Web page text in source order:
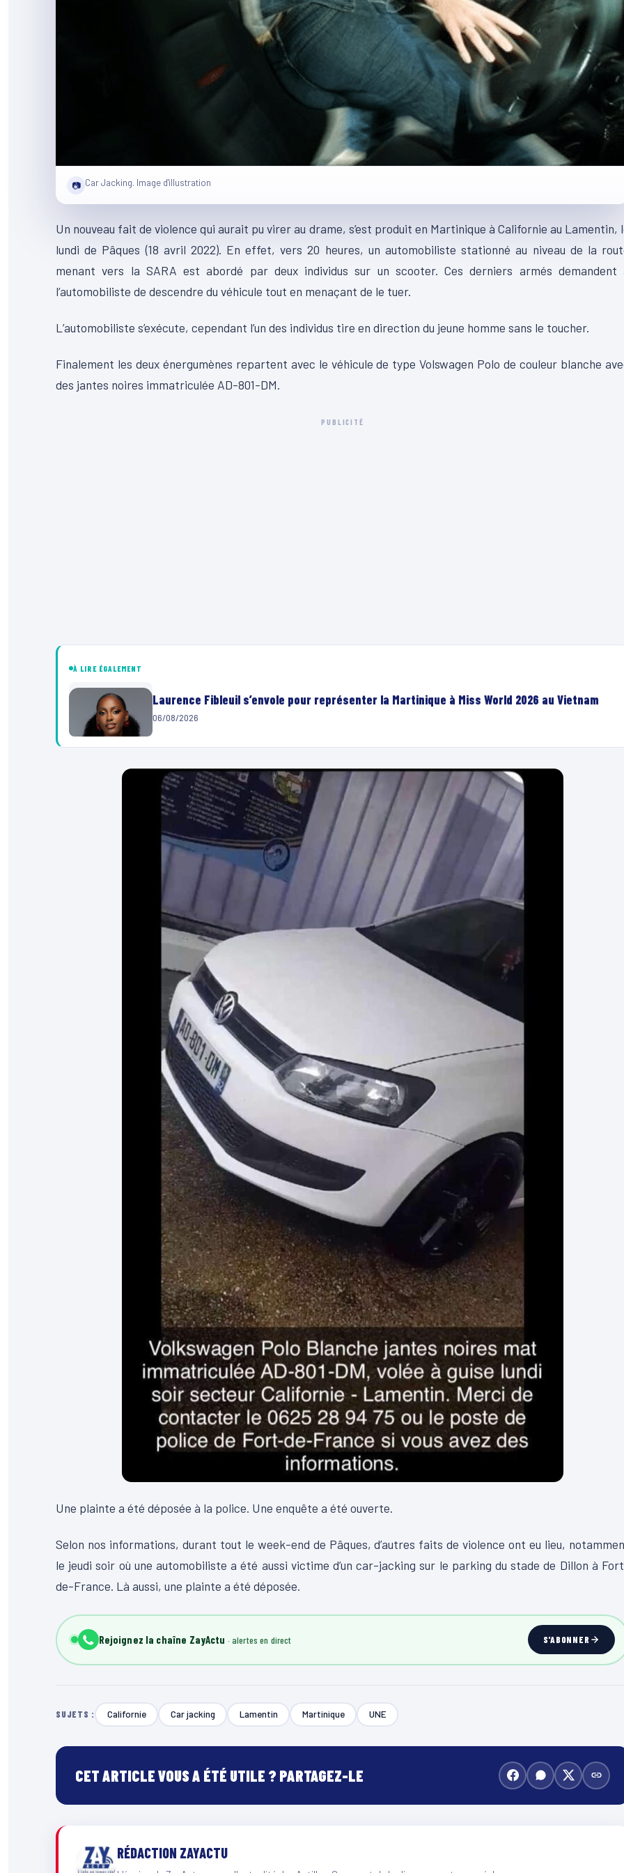
📷 Car Jacking. Image d'illustration
Un nouveau fait de violence qui aurait pu virer au drame, s’est produit en Martinique à Californie au Lamentin,
lundi de Pâques (18 avril 2022). En effet, vers 20 heures, un automobiliste stationné au niveau de la
menant vers la SARA est abordé par deux individus sur un scooter. Ces derniers armés demandent
l’automobiliste de descendre du véhicule tout en menaçant de le tuer.
L’automobiliste s’exécute, cependant l’un des individus tire en direction du jeune homme sans le toucher.
Finalement les deux énergumènes repartent avec le véhicule de type Volswagen Polo de couleur blanche
des jantes noires immatriculée AD-801-DM.
PUBLICITÉ
À LIRE ÉGALEMENT
Laurence Fibleuil s’envole pour représenter la Martinique à Miss World 2026 au Vietnam
06/08/2026
Une plainte a été déposée à la police. Une enquête a été ouverte.
Selon nos informations, durant tout le week-end de Pâques, d’autres faits de violence ont eu lieu,
le jeudi soir où une automobiliste a été aussi victime d’un car-jacking sur le parking du stade de Dillon à
de-France. Là aussi, une plainte a été déposée.
Rejoignez la chaîne ZayActu S'ABONNER
SUJETS : Californie Car jacking Lamentin Martinique UNE
CET ARTICLE VOUS A ÉTÉ UTILE ? PARTAGEZ-LE
RÉDACTION ZAYACTU